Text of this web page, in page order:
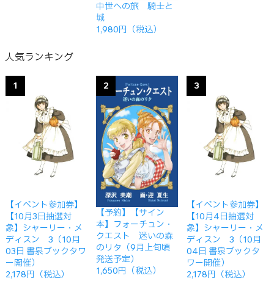
中世への旅 騎士と
城
1,980円（税込）
人気ランキング
1
【イベント参加券】
【10月3日抽選対
象】シャーリー・メ
ディスン 3（10月
03日 書泉ブックタワ
ー開催）
2,178円（税込）
2
【予約】【サイン
本】フォーチュン・
クエスト 迷いの森
のリタ（9月上旬頃
発送予定）
1,650円（税込）
3
【イベント参加券】
【10月4日抽選対
象】シャーリー・メ
ディスン 3（10月
04日 書泉ブックタ
ワー開催）
2,178円（税込）